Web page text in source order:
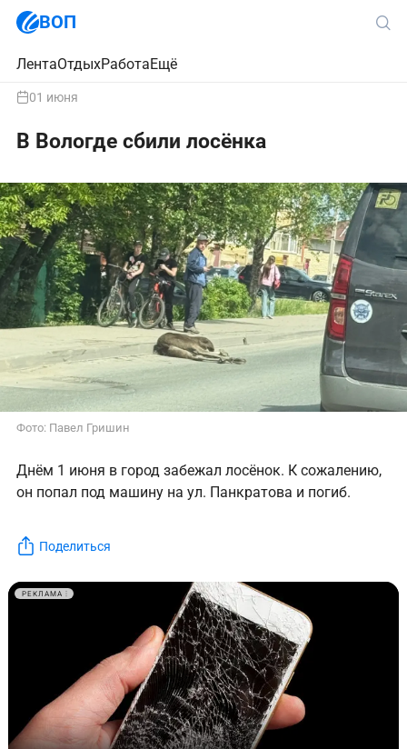
ВОП
ЛентаОтдыхРаботаЕщё
01 июня
В Вологде сбили лосёнка
Фото: Павел Гришин
Днём 1 июня в город забежал лосёнок. К сожалению,
он попал под машину на ул. Панкратова и погиб.
Поделиться
РЕКЛАМА